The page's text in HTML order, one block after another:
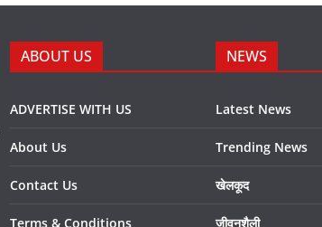
ABOUT US
ADVERTISE WITH US
About Us
Contact Us
Terms & Conditions
NEWS
Latest News
Trending News
खेलकूद
जीवनशैली